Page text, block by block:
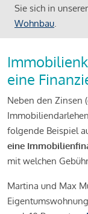
Sie sich in
Wohnbau.
eine
Neben den Zinsen
folgende Beispiel
eine
mit welchen
Martina und Max